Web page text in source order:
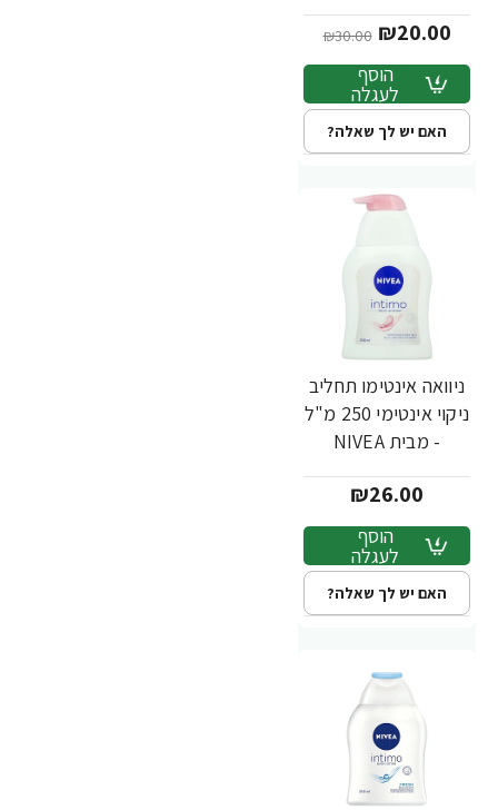
₪20.00
₪30.00
הוסף
לעגלה
האם יש לך שאלה?
ניוואה אינטימו תחליב
ניקוי אינטימי 250 מ"ל
- מבית NIVEA
₪26.00
הוסף
לעגלה
האם יש לך שאלה?